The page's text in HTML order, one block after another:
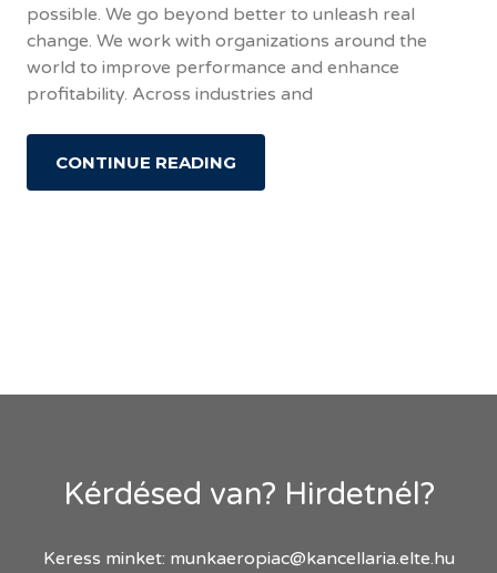
possible. We go beyond better to unleash real
change. We work with organizations around the
world to improve performance and enhance
profitability. Across industries and
CONTINUE READING
Kérdésed van? Hirdetnél?
Keress minket: munkaeropiac@kancellaria.elte.hu